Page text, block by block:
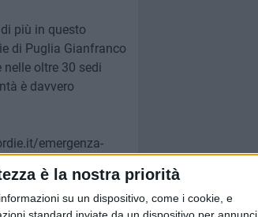
è la nostra priorità
su un dispositivo, come i cookie, e
più in questo
di Puglia Gianfranco
oltre 30 sedi
è davvero
emergenza-
o inviare una mail
tutto il territorio
Bovino, Brindisi,